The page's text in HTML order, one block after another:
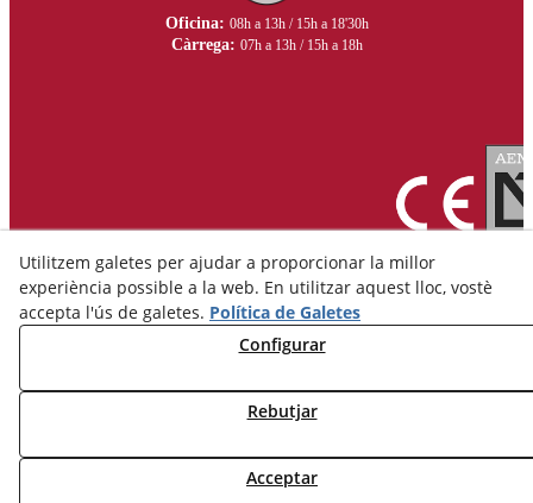
Oficina: 08h a 13h / 15h a 18'30h
Càrrega: 07h a 13h / 15h a 18h
© 08/2026 Ceràmica Belianes - Tots els drets reservats.
Utilitzem galetes per ajudar a proporcionar la millor
experiència possible a la web. En utilitzar aquest lloc, vostè
accepta l'ús de galetes. Política de Galetes
Configurar
Rebutjar
Acceptar